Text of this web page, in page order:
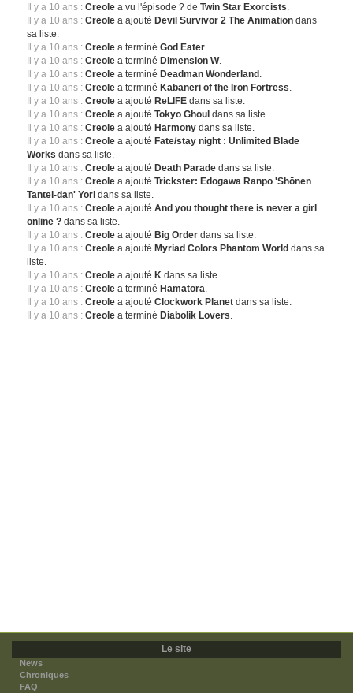
Il y a 10 ans : Creole a vu l'épisode ? deTwin Star Exorcists.
Il y a 10 ans : Creole a ajouté Devil Survivor 2 The Animation dans
sa liste.
Il y a 10 ans : Creole a terminéGod Eater.
Il y a 10 ans : Creole a terminé Dimension W.
Il y a 10 ans : Creole a terminé Deadman Wonderland .
Il y a 10 ans : Creole a terminé Kabaneri of the Iron Fortress.
Il y a 10 ans : Creole a ajouté ReLIFE dans sa liste.
Il y a 10 ans : Creole a ajoutéTokyo Ghoul dans sa liste.
Il y a 10 ans : Creole a ajouté Harmony dans sa liste.
Il y a 10 ans : Creole a ajouté Fate/stay night : Unlimited Blade
Works dans sa liste.
Il y a 10 ans : Creole a ajouté Death Parade dans sa liste.
Il y a 10 ans : Creole a ajoutéTrickster: Edogawa Ranpo 'Shōnen
Tantei-dan' Yori dans sa liste.
Il y a 10 ans : Creole a ajoutéAnd you thought there is never a girl
online ? dans sa liste.
Il y a 10 ans : Creole a ajouté Big Order dans sa liste.
Il y a 10 ans : Creole a ajouté Myriad Colors Phantom World dans sa
liste.
Il y a 10 ans : Creole a ajouté K dans sa liste.
Il y a 10 ans : Creole a terminé Hamatora.
Il y a 10 ans : Creole a ajoutéClockwork Planet dans sa liste.
Il y a 10 ans : Creole a terminé Diabolik Lovers.
Le site
News
Chroniques
FAQ